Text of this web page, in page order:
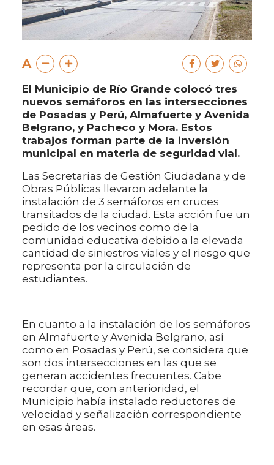
A
El Municipio de Río Grande colocó tres
nuevos semáforos en las intersecciones
de Posadas y Perú, Almafuerte y Avenida
Belgrano, y Pacheco y Mora. Estos
trabajos forman parte de la inversión
municipal en materia de seguridad vial.
Las Secretarías de Gestión Ciudadana y de
Obras Públicas llevaron adelante la
instalación de 3 semáforos en cruces
transitados de la ciudad. Esta acción fue un
pedido de los vecinos como de la
comunidad educativa debido a la elevada
cantidad de siniestros viales y el riesgo que
representa por la circulación de
estudiantes.
En cuanto a la instalación de los semáforos
en Almafuerte y Avenida Belgrano, así
como en Posadas y Perú, se considera que
son dos intersecciones en las que se
generan accidentes frecuentes. Cabe
recordar que, con anterioridad, el
Municipio había instalado reductores de
velocidad y señalización correspondiente
en esas áreas.